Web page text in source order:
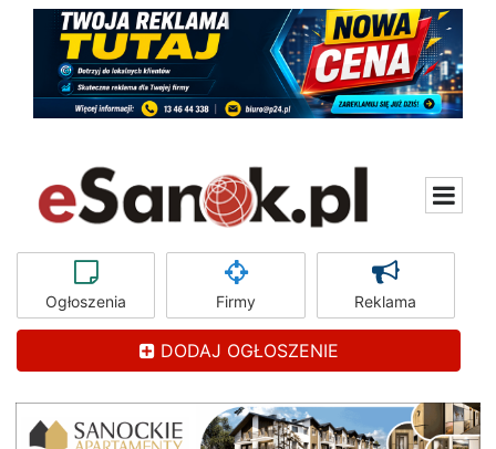
Ogłoszenia Firmy Reklama
DODAJ OGŁOSZENIE